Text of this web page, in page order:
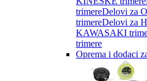
trimereDelovi za
trimereDelovi za
KAWASAKI
trimere
Oprema i dodaci